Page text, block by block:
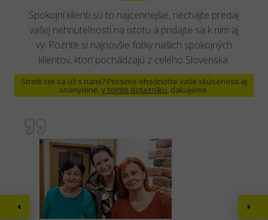
Spokojní klienti sú to najcennejšie, nechajte predaj
vašej nehnuteľnosti na istotu a pridajte sa k ním aj
vy. Pozrite si najnovšie fotky našich spokojných
klientov, ktorí pochádzajú z celého Slovenska.
Stretli ste sa už s nami? Prosíme ohodnoťte vaše skúsenosti aj
anonymne,v tomto dotazníku, ďakujeme.